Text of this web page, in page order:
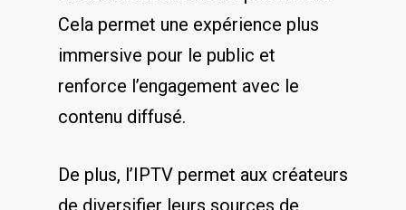
Cela permet une expérience plus
immersive pour le public‍ et
renforce l’engagement avec le
contenu diffusé.
De plus, l’IPTV permet aux ⁣créateurs
de diversifier leurs sources ‍de